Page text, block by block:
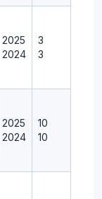
2025
2024
3
3
2025
2024
10
10